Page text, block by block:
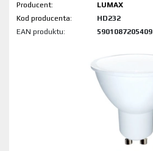
Producent:
LUMAX
Kod produktu:
HD232
EAN produktu:
5901087205409